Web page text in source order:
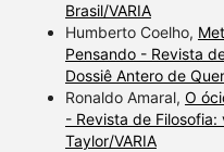
Brasil/VARIA
Humberto Coelho,
Pensando - Revista
Dossiê Antero de
Ronaldo Amaral, O
- Revista de
Taylor/VARIA